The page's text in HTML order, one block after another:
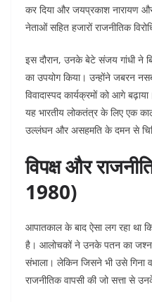
कर दिया और जयप्रकाश नारायण
नेताओं सहित हजारों राजनीतिक
इस दौरान, उनके बेटे संजय गांधी ने
का उपयोग किया। उन्होंने जबरन
विवादास्पद कार्यक्रमों को आगे
यह भारतीय लोकतंत्र के लिए एक
उल्लंघन और असहमति के दमन से
विपक्ष और
1980)
आपातकाल के बाद ऐसा लग रहा था
है। आलोचकों ने उनके पतन का जश्न
संभाला। लेकिन जिसने भी उसे गिना
राजनीतिक वापसी की जो सत्ता से